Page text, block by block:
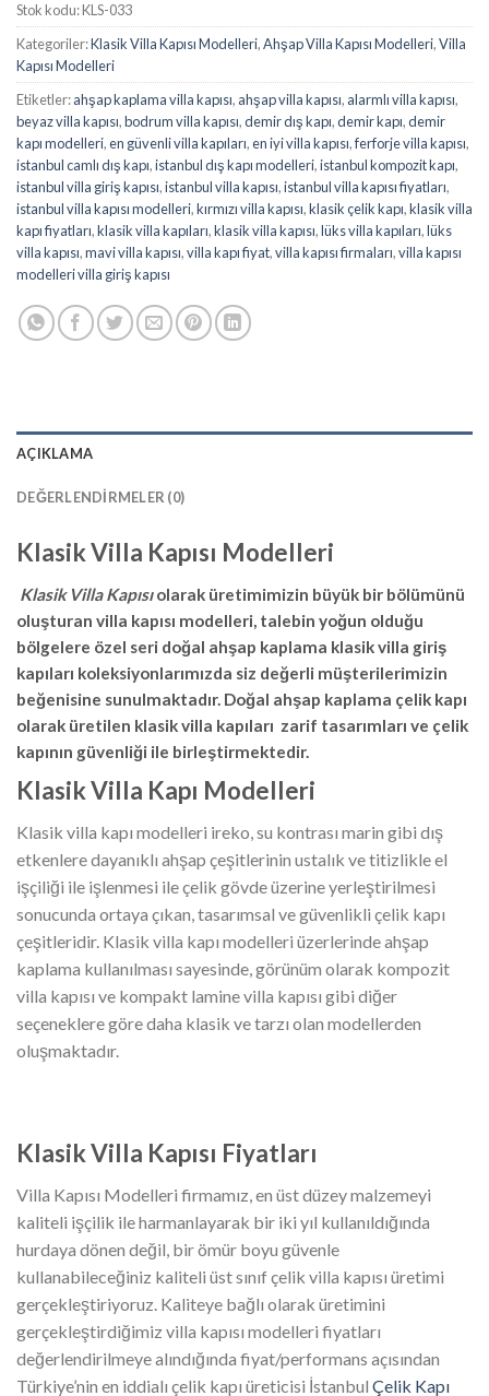
Stok kodu:KLS-033
Kategoriler:Klasik Villa Kapısı Modelleri,Ahşap Villa Kapısı Modelleri,Villa
Kapısı Modelleri
Etiketler:ahşap kaplama villa kapısı, ahşap villa kapısı, alarmlı villa kapısı,
beyaz villa kapısı,bodrum villa kapısı,demir dış kapı,demir kapı,demir
kapı modelleri,en güvenli villa kapıları,en iyi villa kapısı,ferforje villa kapısı,
istanbul camlı dış kapı,istanbul dış kapı modelleri,istanbul kompozit kapı,
istanbul villa giriş kapısı,istanbul villa kapısı,istanbul villa kapısı fiyatları,
istanbul villa kapısı modelleri,kırmızı villa kapısı,klasik çelik kapı,klasik villa
kapı fiyatları,klasik villa kapıları,klasik villa kapısı,lüks villa kapıları,lüks
villa kapısı,mavi villa kapısı,villa kapı fiyat,villa kapısı firmaları,villa kapısı
modelleri villa giriş kapısı
AÇIKLAMA
DEĞERLENDIRMELER (0)
Klasik Villa Kapısı Modelleri
Klasik Villa Kapısıolarak üretimimizin büyük bir bölümünü
oluşturan villa kapısı modelleri, talebin yoğun olduğu
bölgelere özel seri doğal ahşap kaplama klasik villa giriş
kapıları koleksiyonlarımızda siz değerli müşterilerimizin
beğenisine sunulmaktadır. Doğal ahşap kaplama çelik kapı
olarak üretilen klasik villa kapıları zarif tasarımları ve çelik
kapının güvenliği ile birleştirmektedir.
Klasik Villa Kapı Modelleri
Klasik villa kapı modelleri ireko, su kontrası marin gibi dış
etkenlere dayanıklı ahşap çeşitlerinin ustalık ve titizlikle el
işçiliği ile işlenmesi ile çelik gövde üzerine yerleştirilmesi
sonucunda ortaya çıkan, tasarımsal ve güvenlikli çelik kapı
çeşitleridir. Klasik villa kapı modelleri üzerlerinde ahşap
kaplama kullanılması sayesinde, görünüm olarak kompozit
villa kapısı ve kompakt lamine villa kapısı gibi diğer
seçeneklere göre daha klasik ve tarzı olan modellerden
oluşmaktadır.
Klasik Villa Kapısı Fiyatları
Villa Kapısı Modelleri firmamız, en üst düzey malzemeyi
kaliteli işçilik ile harmanlayarak bir iki yıl kullanıldığında
hurdaya dönen değil, bir ömür boyu güvenle
kullanabileceğiniz kaliteli üst sınıf çelik villa kapısı üretimi
gerçekleştiriyoruz. Kaliteye bağlı olarak üretimini
gerçekleştirdiğimiz villa kapısı modelleri fiyatları
değerlendirilmeye alındığında fiyat/performans açısından
Türkiye’nin en iddialı çelik kapı üreticisi İstanbul Çelik Kapı